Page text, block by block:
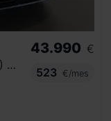
BLACK LINE 35 TDI 110KW (150CV) S TRONIC
43.990 €
523
€/mes